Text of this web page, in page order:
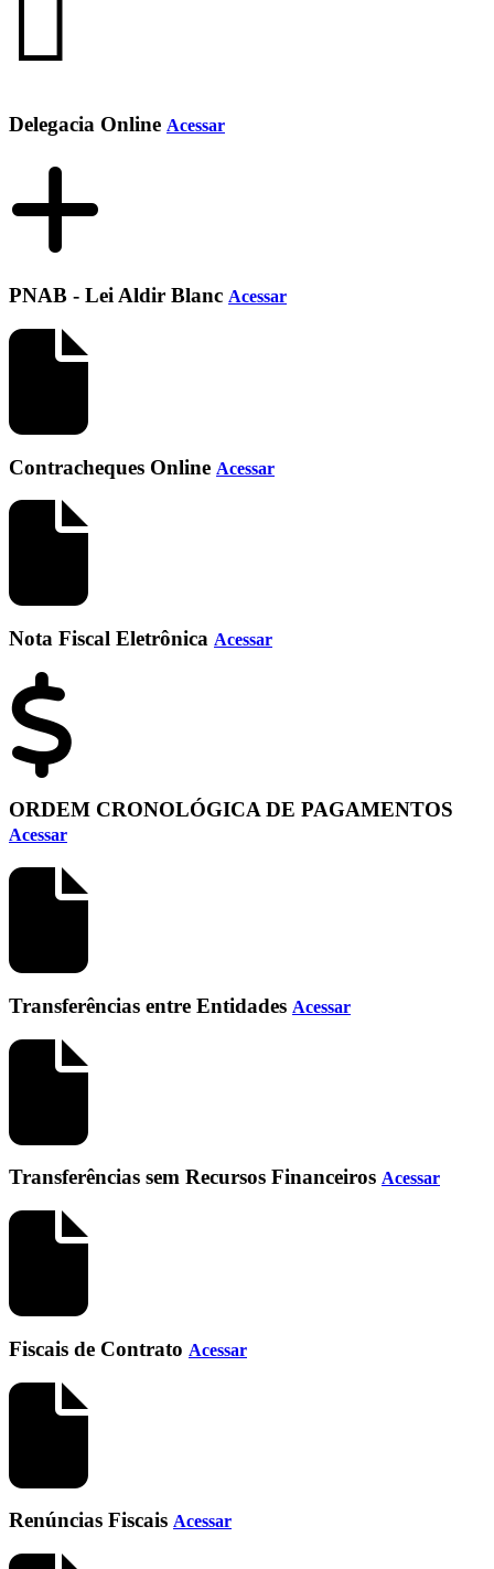
Delegacia Online Acessar
PNAB - Lei Aldir Blanc Acessar
Contracheques Online Acessar
Nota Fiscal Eletrônica Acessar
ORDEM CRONOLÓGICA DE PAGAMENTOS
Acessar
Transferências entre Entidades Acessar
Transferências sem Recursos Financeiros Acessar
Fiscais de Contrato Acessar
Renúncias Fiscais Acessar